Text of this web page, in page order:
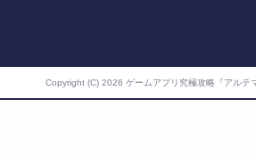
Copyright (C) 2026 ゲームアプリ究極攻略『アルテ